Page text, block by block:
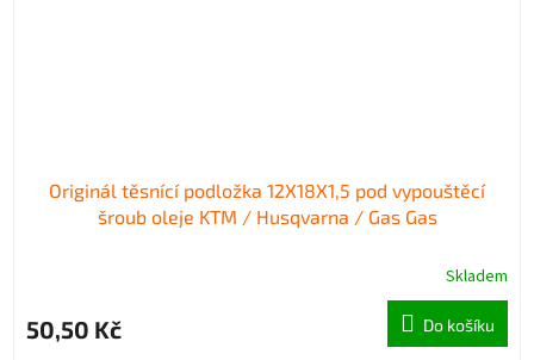
Originál těsnící podložka 12X18X1,5 pod vypouštěcí
šroub oleje KTM / Husqvarna / Gas Gas
Skladem
50,50 Kč Do košíku